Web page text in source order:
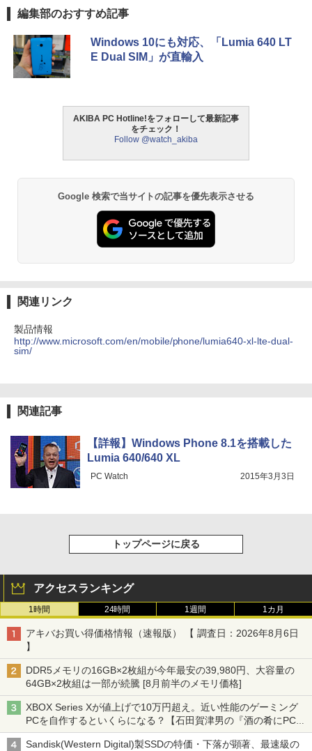
編集部のおすすめ記事
Windows 10にも対応、「Lumia 640 LT
E Dual SIM」が直輸入
AKIBA PC Hotline!をフォローして最新記事
をチェック！
Follow @watch_akiba
Google 検索で当サイトの記事を優先表示させる
関連リンク
製品情報
http://www.microsoft.com/en/mobile/phone/lumia640-xl-lte-dual-
sim/
関連記事
【詳報】Windows Phone 8.1を搭載した
Lumia 640/640 XL
PC Watch 2015年3月3日
トップページに戻る
アクセスランキング
1時間 24時間 1週間 1カ月
アキバお買い得価格情報（速報版） 【 調査日：2026年8月6日
】
DDR5メモリの16GB×2枚組が今年最安の39,980円、大容量の
64GB×2枚組は一部が続騰 [8月前半のメモリ価格]
XBOX Series Xが値上げで10万円超え。近い性能のゲーミング
PCを自作するといくらになる？【石田賀津男の『酒の肴にPCゲ
ーム』】
Sandisk(Western Digital)製SSDの特価・下落が顕著、最速級の